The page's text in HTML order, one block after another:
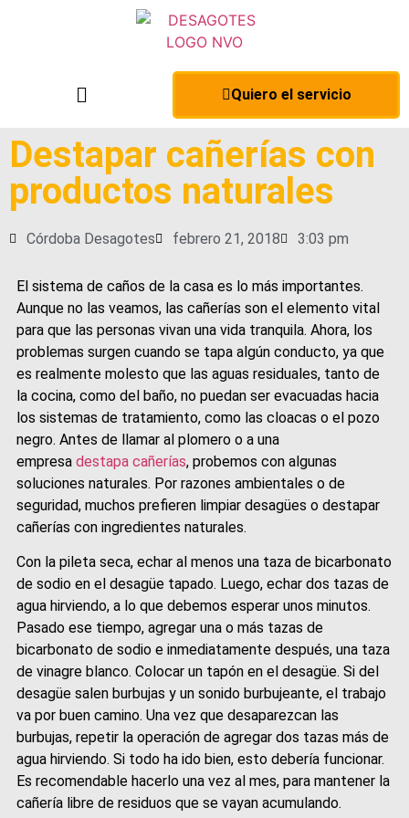
Quiero el servicio
Destapar cañerías con
productos naturales
Córdoba Desagotes febrero 21, 2018 3:03 pm
El sistema de caños de la casa es lo más importantes.
Aunque no las veamos, las cañerías son el elemento vital
para que las personas vivan una vida tranquila. Ahora, los
problemas surgen cuando se tapa algún conducto, ya que
es realmente molesto que las aguas residuales, tanto de
la cocina, como del baño, no puedan ser evacuadas hacia
los sistemas de tratamiento, como las cloacas o el pozo
negro. Antes de llamar al plomero o a una
empresa destapa cañerías, probemos con algunas
soluciones naturales. Por razones ambientales o de
seguridad, muchos prefieren limpiar desagües o destapar
cañerías con ingredientes naturales.
Con la pileta seca, echar al menos una taza de bicarbonato
de sodio en el desagüe tapado. Luego, echar dos tazas de
agua hirviendo, a lo que debemos esperar unos minutos.
Pasado ese tiempo, agregar una o más tazas de
bicarbonato de sodio e inmediatamente después, una taza
de vinagre blanco. Colocar un tapón en el desagüe. Si del
desagüe salen burbujas y un sonido burbujeante, el trabajo
va por buen camino. Una vez que desaparezcan las
burbujas, repetir la operación de agregar dos tazas más de
agua hirviendo. Si todo ha ido bien, esto debería funcionar.
Es recomendable hacerlo una vez al mes, para mantener la
cañería libre de residuos que se vayan acumulando.